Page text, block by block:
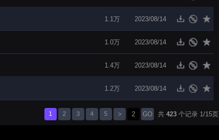
1.1万 2023/08/14
1.0万 2023/08/14
1.4万 2023/08/14
1.2万 2023/08/14
1 2 3 4 5 > GO 共 423 个记录 1/15页